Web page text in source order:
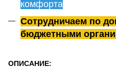
комфорта
Сотрудничаем по
бюджетными
ОПИСАНИЕ: